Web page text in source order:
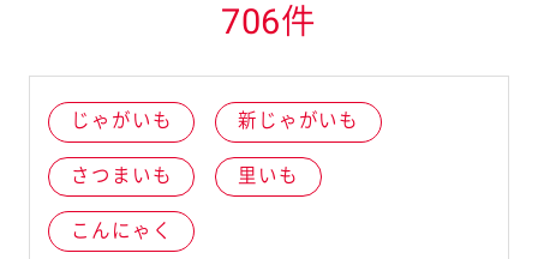
706件
じゃがいも 新じゃがいも
さつまいも 里いも
こんにゃく